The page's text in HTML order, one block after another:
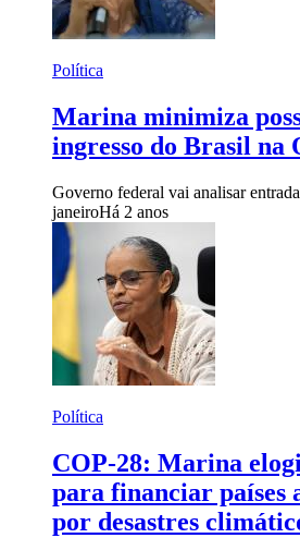
Política
Marina minimiza
ingresso do Brasil na
Governo federal vai analisar
janeiroHá 2 anos
Política
COP-28: Marina
para financiar países
por desastres